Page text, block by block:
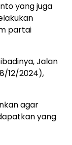
yang juga
partai
Jalan
12/2024),
agar
yang